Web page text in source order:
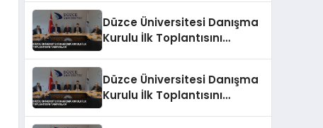
Düzce Üniversitesi Danışma
Kurulu İlk Toplantısını
Düzce Üniversitesi Danışma
Kurulu İlk Toplantısını